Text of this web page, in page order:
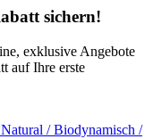
sichern!
exklusive Angebote
auf Ihre erste
/ Biodynamisch /